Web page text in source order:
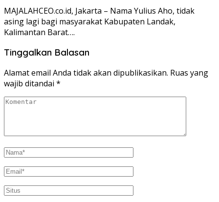
MAJALAHCEO.co.id, Jakarta – Nama Yulius Aho, tidak
asing lagi bagi masyarakat Kabupaten Landak,
Kalimantan Barat….
Tinggalkan Balasan
Alamat email Anda tidak akan dipublikasikan. Ruas yang
wajib ditandai *